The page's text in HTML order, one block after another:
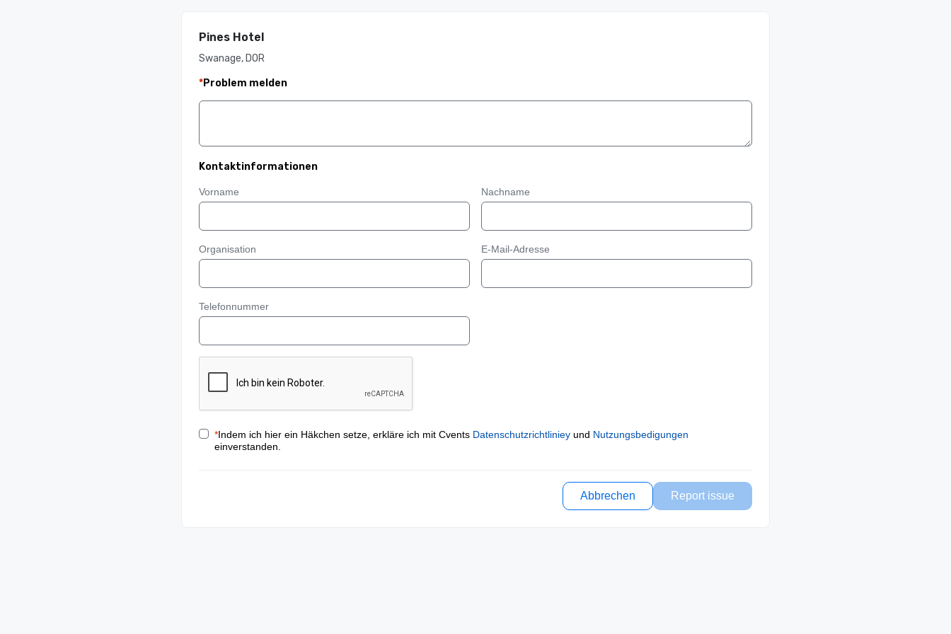
Pines Hotel
Swanage, DOR
*Problem melden
Kontaktinformationen
Vorname Nachname
Organisation E-Mail-Adresse
Telefonnummer
*Indem ich hier ein Häkchen setze, erkläre ich mit Cvents Datenschutzrichtliniey und Nutzungsbedigungen
einverstanden.
Abbrechen Report issue